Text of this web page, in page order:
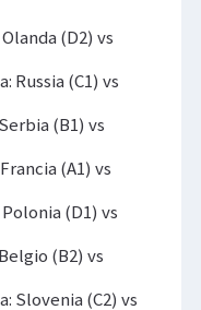
(D2) vs
Russia (C1) vs
(B1) vs
(A1) vs
(D1) vs
(B2) vs
Slovenia (C2) vs